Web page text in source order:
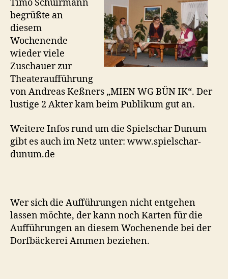
Timo Schuirmann
begrüßte an
diesem
Wochenende
wieder viele
Zuschauer zur
Theateraufführung
von Andreas Keßners „MIEN WG BÜN IK“. Der
lustige 2 Akter kam beim Publikum gut an.
Weitere Infos rund um die Spielschar Dunum
gibt es auch im Netz unter: www.spielschar-
dunum.de
Wer sich die Aufführungen nicht entgehen
lassen möchte, der kann noch Karten für die
Aufführungen an diesem Wochenende bei der
Dorfbäckerei Ammen beziehen.